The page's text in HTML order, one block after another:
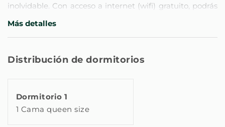
inolvidable. Con acceso a internet (wifi) gratuito, podrás
encontrarás un secador de pelo, un ventilador para tu
comodidad, y un televisor con canales satelitales en
Holandés, Francés, Ruso, Sueco y Noruego, para que te
Ubicada estratégicamente, nuestra propiedad se
encuentra a solo 10 metros de la estación de autobuses,
Más detalles
Distribución de dormitorios
Dormitorio 1
1 Cama queen size